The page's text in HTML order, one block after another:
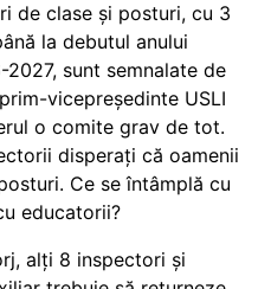
de clase și posturi, cu 3
la debutul anului
sunt semnalate de
vicepreședinte USLI
o comite grav de tot.
disperați că oamenii
Ce se întâmplă cu
educatorii?
alți 8 inspectori și